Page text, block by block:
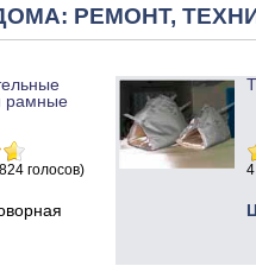
РЕМОНТ,
рамные
голосов)